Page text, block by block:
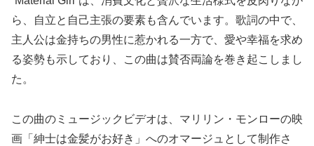
ら、自立と自己主張の要素も含んでいます。歌詞の中で、
主人公は金持ちの男性に惹かれる一方で、愛や幸福を求め
る姿勢も示しており、この曲は賛否両論を巻き起こしまし
た。
この曲のミュージックビデオは、マリリン・モンローの映
画「紳士は金髪がお好き」へのオマージュとして制作さ